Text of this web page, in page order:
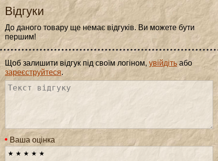
Відгуки
До даного товару ще немає відгуків. Ви можете бути
першим!
Щоб залишити відгук під своїм логіном, увійдітьабо
зареєструйтеся.
Ваша оцінка